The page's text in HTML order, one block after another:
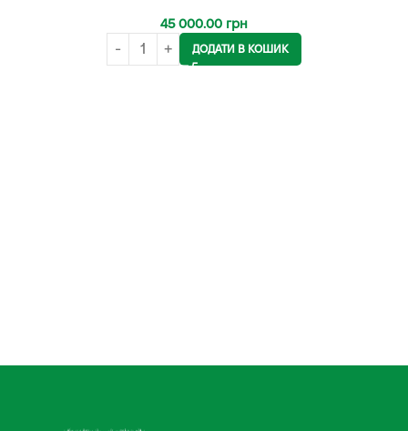
45 000.00 грн
ДОДАТИ В КОШИК